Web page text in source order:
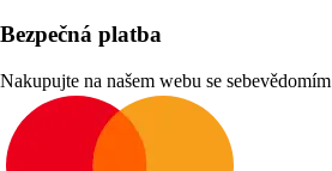
Bezpečná platba
Nakupujte na našem webu se sebevědomím